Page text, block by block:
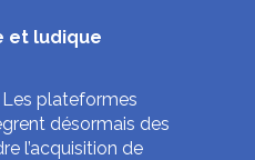
et ludique
Les plateformes
désormais des
l’acquisition de